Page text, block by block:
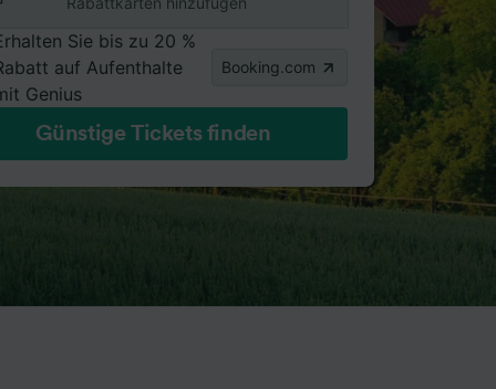
Sie bis zu 20 %
auf Aufenthalte
Genius
Booking.com
Günstige Tickets finden